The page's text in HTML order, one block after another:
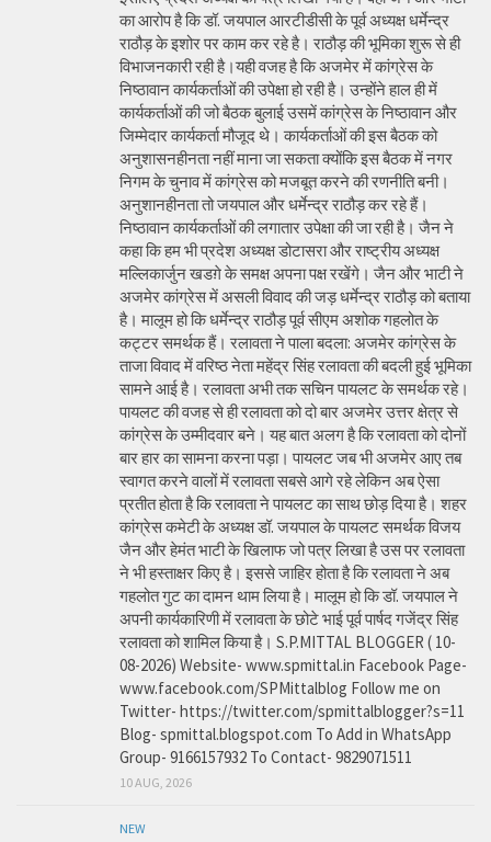
का आरोप है कि डॉ. जयपाल आरटीडीसी के पूर्व अध्यक्ष धर्मेन्द्र
राठौड़ के इशोर पर काम कर रहे है। राठौड़ की भूमिका शुरू से ही
विभाजनकारी रही है।यही वजह है कि अजमेर में कांग्रेस के
निष्ठावान कार्यकर्ताओं की उपेक्षा हो रही है। उन्होंने हाल ही में
कार्यकर्ताओं की जो बैठक बुलाई उसमें कांग्रेस के निष्ठावान और
जिम्मेदार कार्यकर्ता मौजूद थे। कार्यकर्ताओं की इस बैठक को
अनुशासनहीनता नहीं माना जा सकता क्योंकि इस बैठक में नगर
निगम के चुनाव में कांग्रेस को मजबूत करने की रणनीति बनी।
अनुशानहीनता तो जयपाल और धर्मेन्द्र राठौड़ कर रहे हैं।
निष्ठावान कार्यकर्ताओं की लगातार उपेक्षा की जा रही है। जैन ने
कहा कि हम भी प्रदेश अध्यक्ष डोटासरा और राष्ट्रीय अध्यक्ष
मल्लिकार्जुन खडग़े के समक्ष अपना पक्ष रखेंगे। जैन और भाटी ने
अजमेर कांग्रेस में असली विवाद की जड़ धर्मेन्द्र राठौड़ को बताया
है। मालूम हो कि धर्मेन्द्र राठौड़ पूर्व सीएम अशोक गहलोत के
कट्टर समर्थक हैं। रलावता ने पाला बदला: अजमेर कांग्रेस के
ताजा विवाद में वरिष्ठ नेता महेंद्र सिंह रलावता की बदली हुई भूमिका
सामने आई है। रलावता अभी तक सचिन पायलट के समर्थक रहे।
पायलट की वजह से ही रलावता को दो बार अजमेर उत्तर क्षेत्र से
कांग्रेस के उम्मीदवार बने। यह बात अलग है कि रलावता को दोनों
बार हार का सामना करना पड़ा। पायलट जब भी अजमेर आए तब
स्वागत करने वालों में रलावता सबसे आगे रहे लेकिन अब ऐसा
प्रतीत होता है कि रलावता ने पायलट का साथ छोड़ दिया है। शहर
कांग्रेस कमेटी के अध्यक्ष डॉ. जयपाल के पायलट समर्थक विजय
जैन और हेमंत भाटी के खिलाफ जो पत्र लिखा है उस पर रलावता
ने भी हस्ताक्षर किए है। इससे जाहिर होता है कि रलावता ने अब
गहलोत गुट का दामन थाम लिया है। मालूम हो कि डॉ. जयपाल ने
अपनी कार्यकारिणी में रलावता के छोटे भाई पूर्व पार्षद गजेंद्र सिंह
रलावता को शामिल किया है। S.P.MITTAL BLOGGER ( 10-
08-2026) Website- www.spmittal.in Facebook Page-
www.facebook.com/SPMittalblog Follow me on
Twitter- https://twitter.com/spmittalblogger?s=11
Blog- spmittal.blogspot.com To Add in WhatsApp
Group- 9166157932 To Contact- 9829071511
10 AUG, 2026
NEW